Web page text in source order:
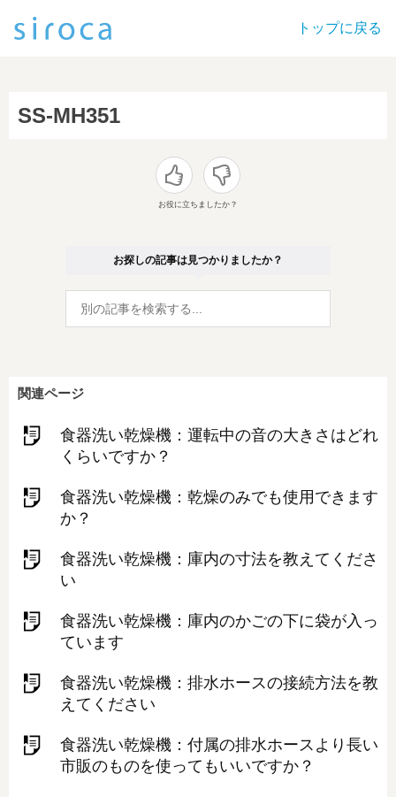
トップに戻る
SS-MH351
お役に立ちましたか？
お探しの記事は見つかりましたか？
関連ページ
食器洗い乾燥機：運転中の音の大きさはどれ
くらいですか？
食器洗い乾燥機：乾燥のみでも使用できます
か？
食器洗い乾燥機：庫内の寸法を教えてくださ
い
食器洗い乾燥機：庫内のかごの下に袋が入っ
ています
食器洗い乾燥機：排水ホースの接続方法を教
えてください
食器洗い乾燥機：付属の排水ホースより長い
市販のものを使ってもいいですか？